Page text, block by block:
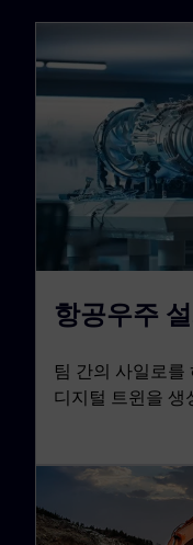
항공우주 설
팀 간의 사일로를
디지털 트윈을 생